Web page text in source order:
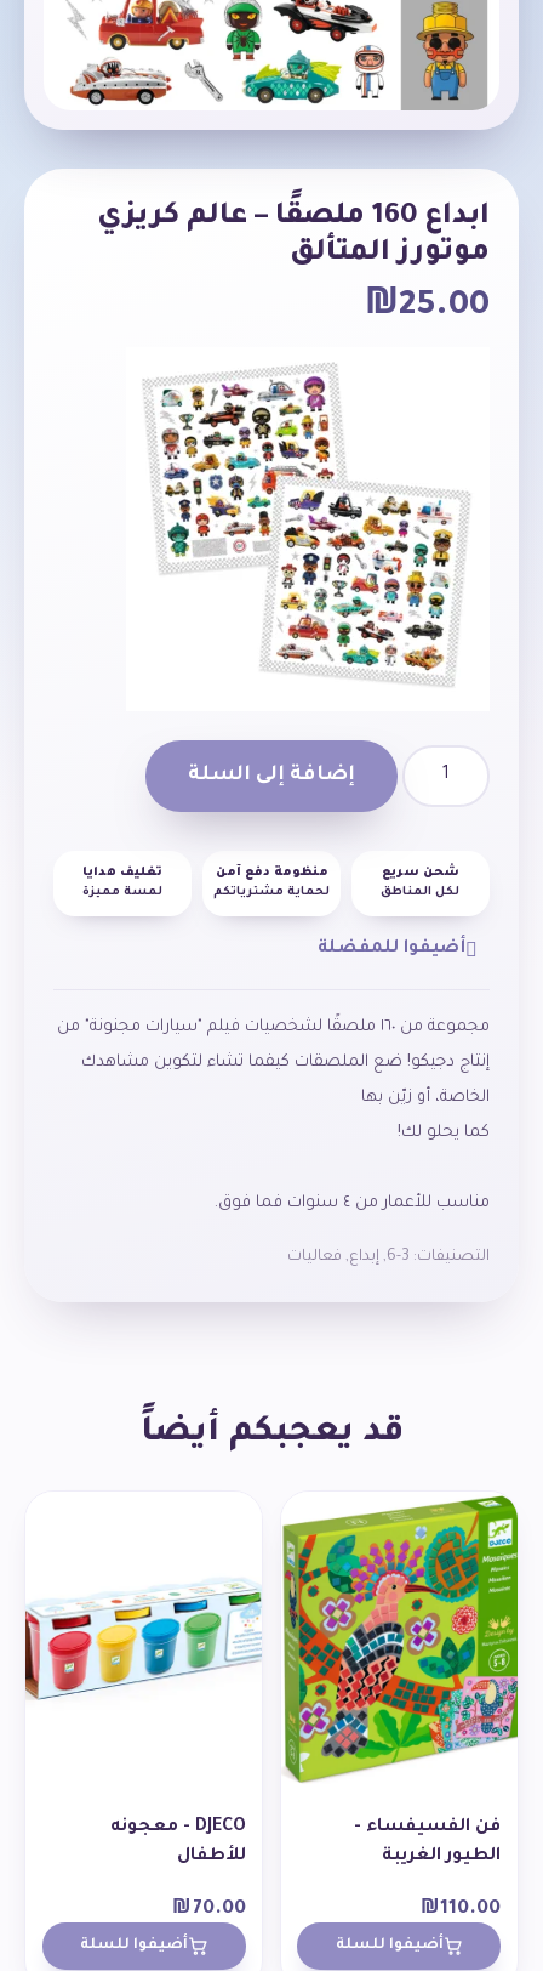
ابداع 160 ملصقًا – عالم كريزي
موتورز المتألق
₪25.00
إضافة إلى السلة
شحن سريع
لكل المناطق
منظومة دفع آمن
لحماية مشترياتكم
تغليف هدايا
لمسة مميزة
أضيفوا للمفضلة
مجموعة من ١٦٠ ملصقًا لشخصيات فيلم "سيارات مجنونة" من
إنتاج دجيكو! ضع الملصقات كيفما تشاء لتكوين مشاهدك
مناسب للأعمار من ٤ سنوات فما فوق.
التصنيفات: 3-6
, إبداع, فعاليات
قد يعجبكم أيضاً
فن الفسيفساء -
الطيور الغريبة
₪110.00
أضيفوا للسلة
DJECO - معجونه
للأطفال
₪ 70.00
أضيفوا للسلة